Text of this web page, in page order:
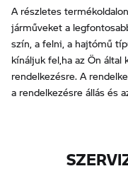
A részletes
járműveket a
szín, a felni, a hajtómű
kínáljuk fel,ha az Ön
rendelkezésre. A
a rendelkezésre állás és